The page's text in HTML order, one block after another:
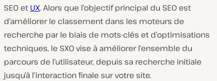
SEO et UX. Alors que l’objectif principal du SEO est
d’améliorer le classement dans les moteurs de
recherche par le biais de mots-clés et d’optimisations
techniques, le SXO vise à améliorer l’ensemble du
parcours de l’utilisateur, depuis sa recherche initiale
jusqu’à l’interaction finale sur votre site.